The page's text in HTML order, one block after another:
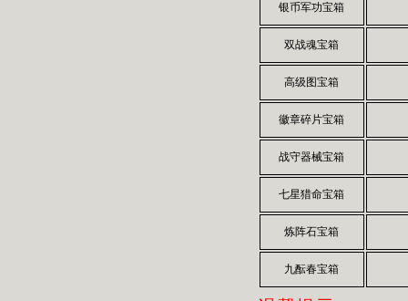
银币军功宝箱
双战魂宝箱
高级图宝箱
徽章碎片宝箱
战守器械宝箱
七星猎命宝箱
炼阵石宝箱
九酝春宝箱